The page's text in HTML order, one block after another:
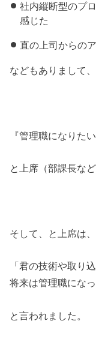
社内縦断型のプ
感じた
直の上司からの
などもありまして、
『管理職になりたい
と上席（部課長な
そして、と上席は、
「君の技術や取り
将来は管理職にな
と言われました。